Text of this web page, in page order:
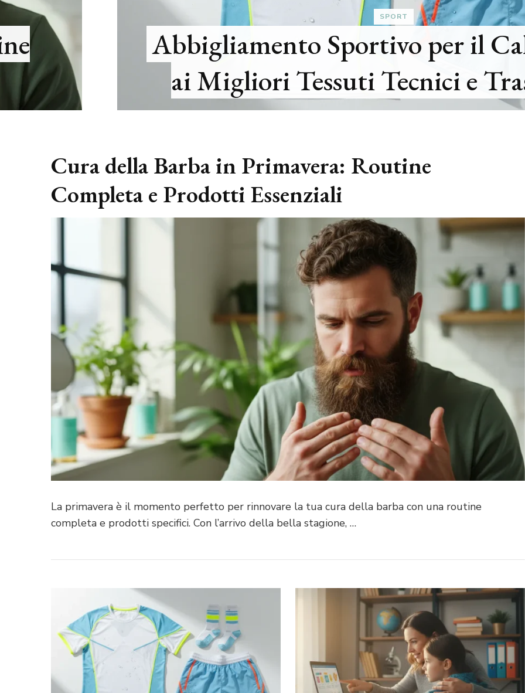
SPORT
Abbigliamento Sportivo per il
ai Migliori Tessuti Tecnici e
Cura della Barba in Primavera: Routine
Completa e Prodotti Essenziali
La primavera è il momento perfetto per rinnovare la tua cura della barba con una routine
completa e prodotti specifici. Con l’arrivo della bella stagione, …